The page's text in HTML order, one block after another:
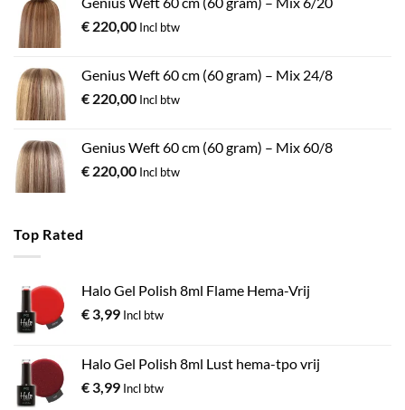
€ 220,00 Incl btw
Genius Weft 60 cm (60 gram) – Mix 24/8
€ 220,00 Incl btw
Genius Weft 60 cm (60 gram) – Mix 60/8
€ 220,00 Incl btw
Top Rated
Halo Gel Polish 8ml Flame Hema-Vrij
€ 3,99 Incl btw
Halo Gel Polish 8ml Lust hema-tpo vrij
€ 3,99 Incl btw